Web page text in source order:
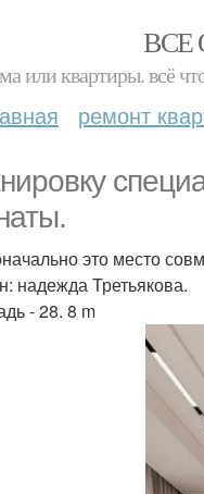
ВСЕ
или квартиры. всё
ремонт
это место
надежда Третьякова.
- 28. 8 m